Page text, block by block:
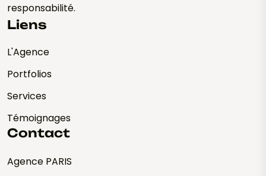
responsabilité.
Liens
L'Agence
Portfolios
Services
Témoignages
Contact
Agence PARIS